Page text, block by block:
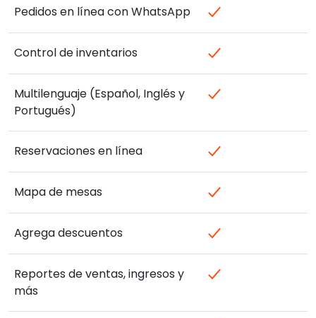
Pedidos en línea con WhatsApp
Control de inventarios
Multilenguaje (Español, Inglés y
Portugués)
Reservaciones en línea
Mapa de mesas
Agrega descuentos
Reportes de ventas, ingresos y
más